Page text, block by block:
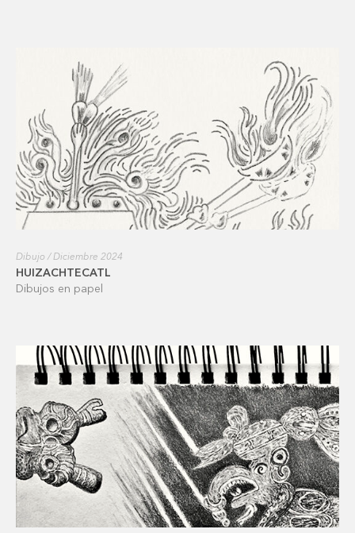
Dibujo / Diciembre 2024
HUIZACHTECATL
Dibujos en papel